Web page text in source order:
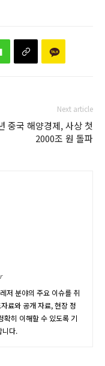
Next article
중국 해양경제, 사상 첫
2000조 원 돌파
저 분야의 주요 이슈를 취
료와 공개 자료, 현장 정
확히 이해할 수 있도록 기
니다.